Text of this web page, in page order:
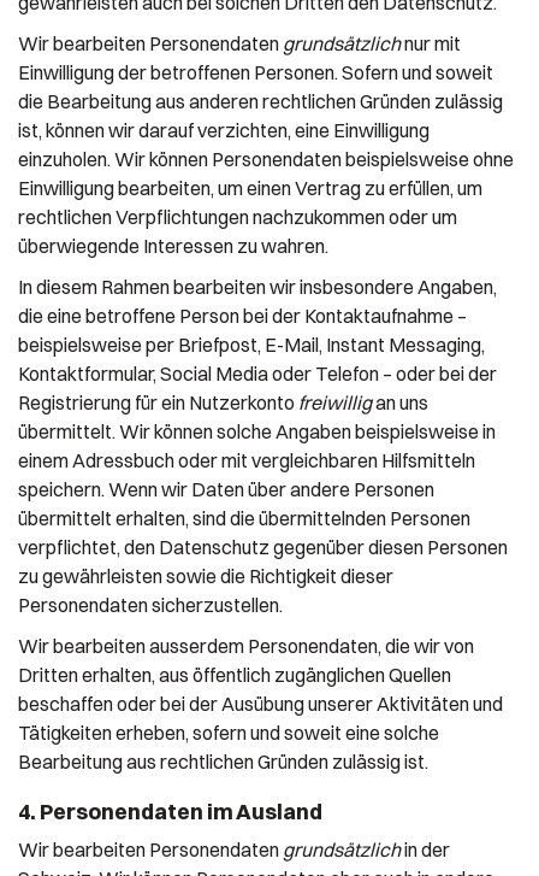
Wir bearbeiten Personendaten grundsätzlichnur mit
Einwilligung der betroffenen Personen. Sofern und soweit
die Bearbeitung aus anderen rechtlichen Gründen zulässig
ist, können wir darauf verzichten, eine Einwilligung
einzuholen. Wir können Personendaten beispielsweise ohne
Einwilligung bearbeiten, um einen Vertrag zu erfüllen, um
rechtlichen Verpflichtungen nachzukommen oder um
überwiegende Interessen zu wahren.
In diesem Rahmen bearbeiten wir insbesondere Angaben,
die eine betroffene Person bei der Kontaktaufnahme –
beispielsweise per Briefpost, E-Mail, Instant Messaging,
Kontaktformular, Social Media oder Telefon – oder bei der
Registrierung für ein Nutzerkonto freiwilligan uns
übermittelt. Wir können solche Angaben beispielsweise in
einem Adressbuch oder mit vergleichbaren Hilfsmitteln
speichern. Wenn wir Daten über andere Personen
übermittelt erhalten, sind die übermittelnden Personen
verpflichtet, den Datenschutz gegenüber diesen Personen
zu gewährleisten sowie die Richtigkeit dieser
Personendaten sicherzustellen.
Wir bearbeiten ausserdem Personendaten, die wir von
Dritten erhalten, aus öffentlich zugänglichen Quellen
beschaffen oder bei der Ausübung unserer Aktivitäten und
Tätigkeiten erheben, sofern und soweit eine solche
Bearbeitung aus rechtlichen Gründen zulässig ist.
4. Personendaten im Ausland
Wir bearbeiten Personendaten grundsätzlichin der